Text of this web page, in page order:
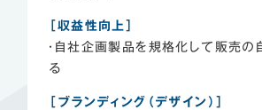
［収益性向上］
・自社企画製品を規格化して販売の
る
［ブランディング（デザイン）］